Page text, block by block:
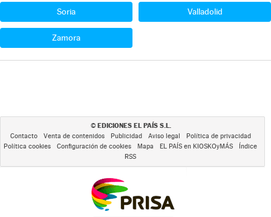
Soria Valladolid
Zamora
© EDICIONES EL PAÍS S.L.
Contacto Venta de contenidos Publicidad Aviso legal
Política de privacidad
Política cookies
Configuración de cookies Mapa EL PAÍS en KIOSKOyMÁS
Índice
RSS